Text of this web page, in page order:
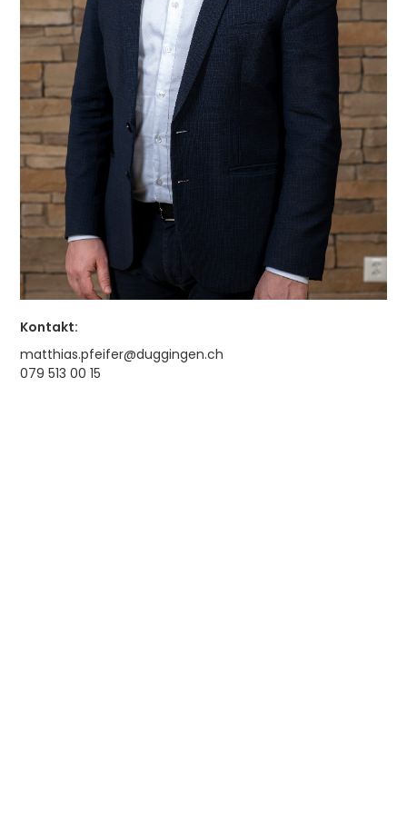
Kontakt:
matthias.pfeifer@duggingen.ch
079 513 00 15